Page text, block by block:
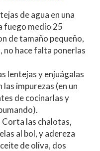
de agua en una
fuego medio 25
de tamaño pequeño,
no hace falta ponerlas
lentejas y enjuágalas
impurezas (en un
de cocinarlas y
Corta las chalotas,
al bol, y adereza
de oliva, dos